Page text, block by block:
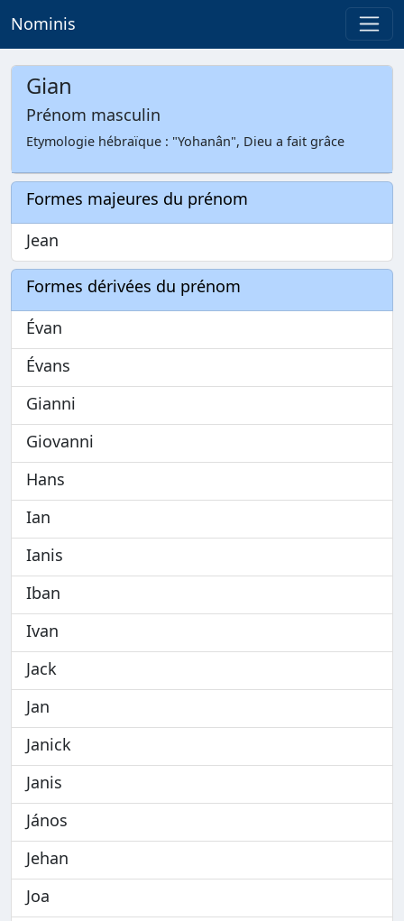
Nominis
Gian
Prénom masculin
Etymologie hébraïque : "Yohanân", Dieu a fait grâce
Formes majeures du prénom
Jean
Formes dérivées du prénom
Évan
Évans
Gianni
Giovanni
Hans
Ian
Ianis
Iban
Ivan
Jack
Jan
Janick
Janis
János
Jehan
Joa